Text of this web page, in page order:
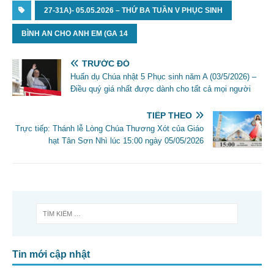
27-31A)- 05.05.2026 – THỨ BA TUẦN V PHỤC SINH
BÌNH AN CHO ANH EM (GA 14
TRƯỚC ĐÓ
Huấn dụ Chúa nhật 5 Phục sinh năm A (03/5/2026) –
Điều quý giá nhất được dành cho tất cả mọi người
TIẾP THEO
Trực tiếp: Thánh lễ Lòng Chúa Thương Xót của Giáo
hạt Tân Sơn Nhì lúc 15:00 ngày 05/05/2026
Tin mới cập nhật